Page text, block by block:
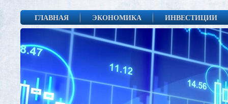
ГЛАВНАЯ ЭКОНОМИКА ИНВЕСТИЦИИ